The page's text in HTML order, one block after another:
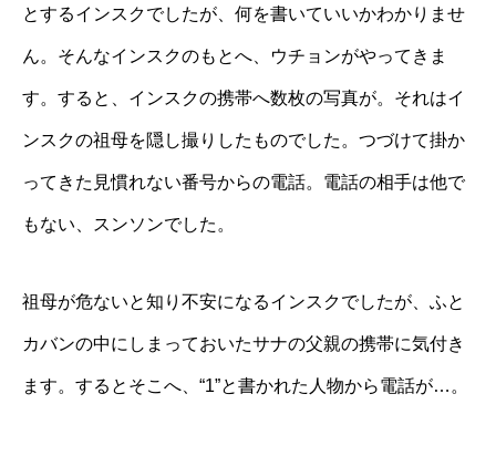
とするインスクでしたが、何を書いていいかわかりませ
ん。そんなインスクのもとへ、ウチョンがやってきま
す。すると、インスクの携帯へ数枚の写真が。それはイ
ンスクの祖母を隠し撮りしたものでした。つづけて掛か
ってきた見慣れない番号からの電話。電話の相手は他で
もない、スンソンでした。
祖母が危ないと知り不安になるインスクでしたが、ふと
カバンの中にしまっておいたサナの父親の携帯に気付き
ます。するとそこへ、“1”と書かれた人物から電話が…。